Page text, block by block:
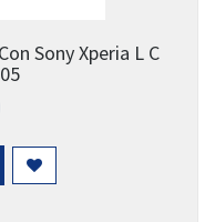
Sony Xperia L C